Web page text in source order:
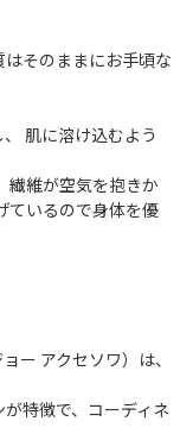
そのままにお手頃な
肌に溶け込むよう
繊維が空気を抱きか
ているので身体を優
ー アクセソワ）は、
特徴で、コーディネ